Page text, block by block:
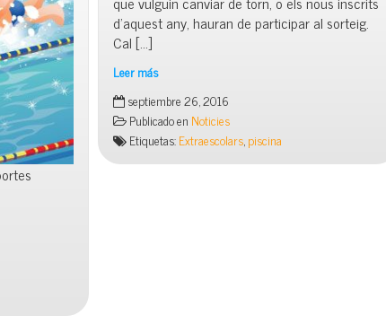
d’aquest any, hauran de participar al sorteig.
Cal […]
Leer más
Recordeu!
Avui
sorteig
PISCINA!
septiembre 26, 2016
Publicado en Noticies
Etiquetas:Extraescolars,piscina